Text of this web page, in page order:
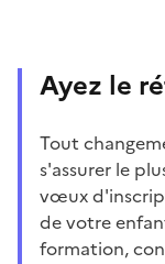
Ayez le
Tout
s'assurer le
vœux
de votre
formation,